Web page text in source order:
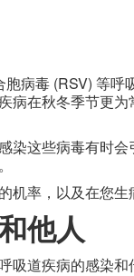
病毒 (RSV) 等
病在秋冬季节更
染这些病毒有时
机率，以及在您生
他人
吸道疾病的感染和